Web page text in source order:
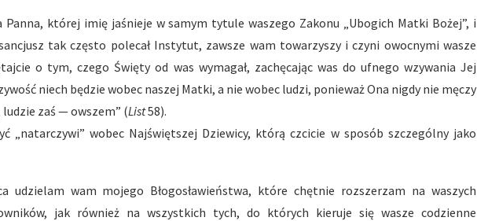
Panna, której imię jaśnieje w samym tytule waszego Zakonu „Ubogich Matki Bożej”, i
tak często polecał Instytut, zawsze wam towarzyszy i czyni owocnymi wasze
o tym, czego Święty od was wymagał, zachęcając was do ufnego wzywania Jej
niech będzie wobec naszej Matki, a nie wobec ludzi, ponieważ Ona nigdy nie męczy
zaś — owszem” (List58).
„natarczywi” wobec Najświętszej Dziewicy, którą czcicie w sposób szczególny jako
udzielam wam mojego Błogosławieństwa, które chętnie rozszerzam na waszych
jak również na wszystkich tych, do których kieruje się wasze codzienne